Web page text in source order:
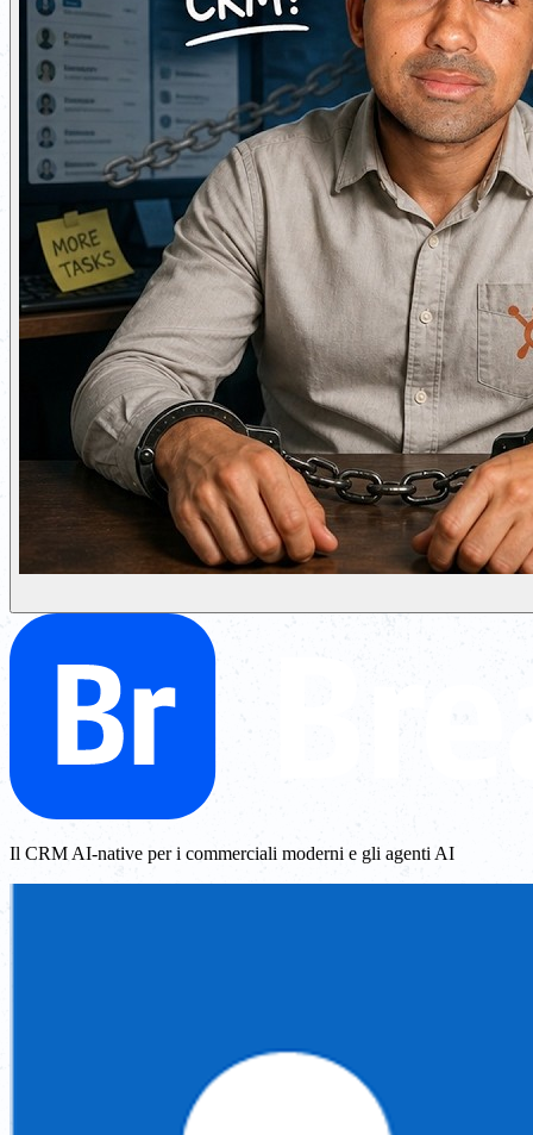
Il CRM AI-native per i commerciali moderni e gli agenti AI